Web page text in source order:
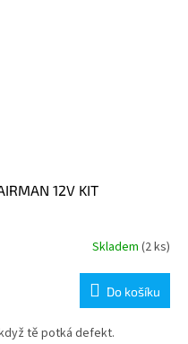
12V KIT
Skladem (2 ks)
Do košíku
tě potká defekt.